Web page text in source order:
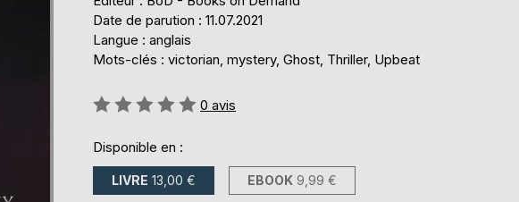
Date de parution : 11.07.2021
Langue : anglais
Mots-clés : victorian, mystery, Ghost, Thriller, Upbeat
Évaluation:
0 avis
Disponible en :
LIVRE 13,00 € EBOOK 9,99 €